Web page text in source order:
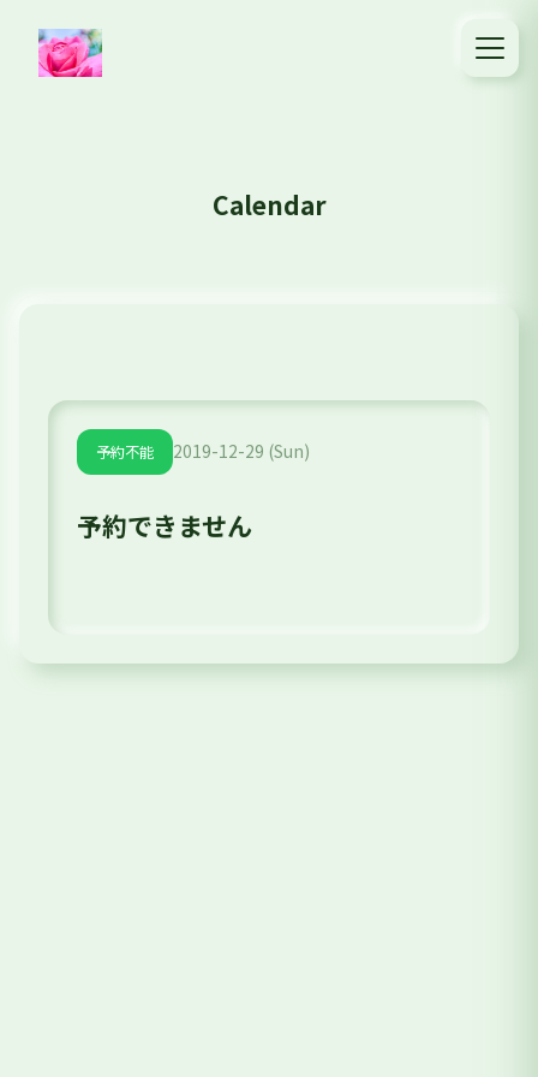
Calendar
予約不能 2019-12-29 (Sun)
予約できません